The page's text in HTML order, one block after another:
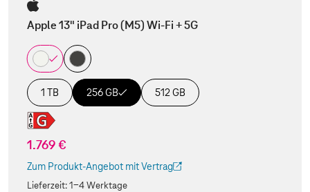
Apple 13" iPad Pro (M5) Wi-Fi + 5G
1 TB 256 GB 512 GB
1.769 €
Zum Produkt-Angebot mit Vertrag
(Der Link wird in einem neuen Tab geöffnet)
Lieferzeit:1-4 Werktage